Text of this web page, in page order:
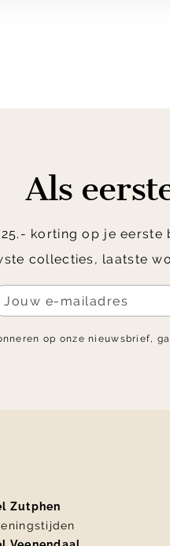
Als
korting op je
collecties, laatste
op onze nieuwsbrief,
Zutphen